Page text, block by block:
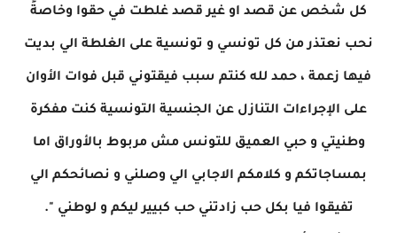
كل شخص عن قصد او غير قصد غلطت في حقوا وخاصةً
نحب نعتذر من كل تونسي و تونسية على الغلطة الي بديت
فيها زعمة ، حمد لله كنتم سبب فيقتوني قبل فوات الأوان
على الإجراءات التنازل عن الجنسية التونسية كنت مفكرة
وطنيتي و حبي العميق للتونس مش مربوط بالأوراق اما
بمساجاتكم و كلامكم الاجابي الي وصلني و نصائحكم الي
تفيقوا فيا بكل حب زادتني حب كبيير ليكم و لوطني ".